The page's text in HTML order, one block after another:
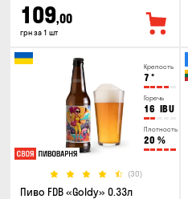
109,00
грн за 1 шт
Крепость
7 °
Горечь
16 IBU
Плотность
20 %
(30)
Пиво FDB «Goldy» 0.33л